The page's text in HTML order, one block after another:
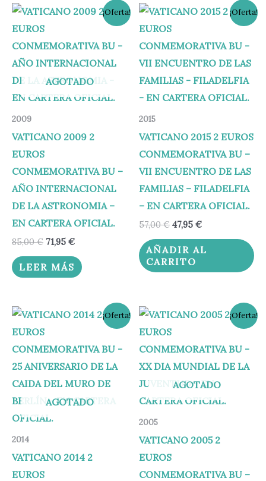
¡Oferta!
AGOTADO
2009
VATICANO 2009 2
EUROS
CONMEMORATIVA BU –
AÑO INTERNACIONAL
DE LA ASTRONOMIA –
EN CARTERA OFICIAL.
85,00€
El
precio
era:
85,00 €.
71,95 €
El
precio
es:
71,95 €.
LEER MÁS
¡Oferta!
2015
VATICANO 2015 2 EUROS
CONMEMORATIVA BU –
VII ENCUENTRO DE LAS
FAMILIAS – FILADELFIA
– EN CARTERA OFICIAL.
57,00€
El
precio
era:
57,00 €.
47,95 €
El
precio
es:
47,95 €.
AÑADIR AL
CARRITO
¡Oferta!
AGOTADO
2014
VATICANO 2014 2
EUROS
El
precio
era:
65,00 €.
El
precio
es:
56,95 €.
¡Oferta!
AGOTADO
2005
VATICANO 2005 2
EUROS
CONMEMORATIVA BU –
El
precio
era:
299,00 €.
El
precio
es:
269,00 €.